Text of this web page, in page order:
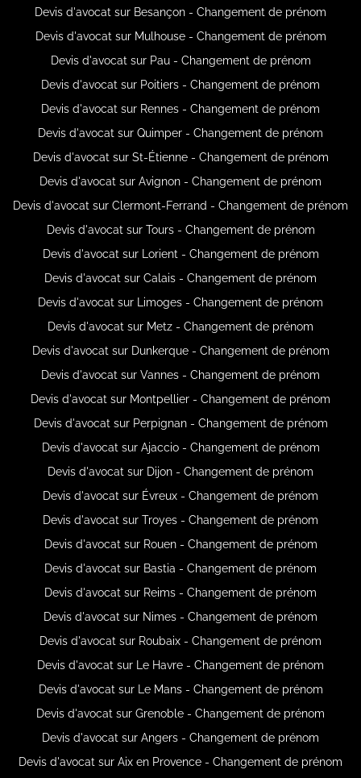
Devis d'avocat sur Besançon - Changement de prénom
Devis d'avocat sur Mulhouse - Changement de prénom
Devis d'avocat sur Pau - Changement de prénom
Devis d'avocat sur Poitiers - Changement de prénom
Devis d'avocat sur Rennes - Changement de prénom
Devis d'avocat sur Quimper - Changement de prénom
Devis d'avocat sur St-Étienne - Changement de prénom
Devis d'avocat sur Avignon - Changement de prénom
Devis d'avocat sur Clermont-Ferrand - Changement de prénom
Devis d'avocat sur Tours - Changement de prénom
Devis d'avocat sur Lorient - Changement de prénom
Devis d'avocat sur Calais - Changement de prénom
Devis d'avocat sur Limoges - Changement de prénom
Devis d'avocat sur Metz - Changement de prénom
Devis d'avocat sur Dunkerque - Changement de prénom
Devis d'avocat sur Vannes - Changement de prénom
Devis d'avocat sur Montpellier - Changement de prénom
Devis d'avocat sur Perpignan - Changement de prénom
Devis d'avocat sur Ajaccio - Changement de prénom
Devis d'avocat sur Dijon - Changement de prénom
Devis d'avocat sur Évreux - Changement de prénom
Devis d'avocat sur Troyes - Changement de prénom
Devis d'avocat sur Rouen - Changement de prénom
Devis d'avocat sur Bastia - Changement de prénom
Devis d'avocat sur Reims - Changement de prénom
Devis d'avocat sur Nimes - Changement de prénom
Devis d'avocat sur Roubaix - Changement de prénom
Devis d'avocat sur Le Havre - Changement de prénom
Devis d'avocat sur Le Mans - Changement de prénom
Devis d'avocat sur Grenoble - Changement de prénom
Devis d'avocat sur Angers - Changement de prénom
Devis d'avocat sur Aix en Provence - Changement de prénom